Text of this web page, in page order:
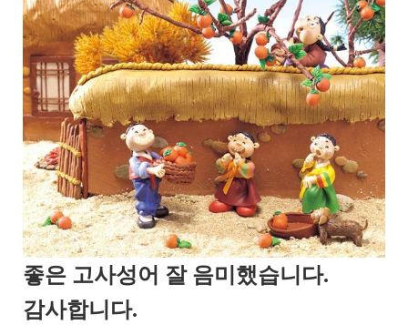
좋은 고사성어 잘 음미했습니다.
감사합니다.